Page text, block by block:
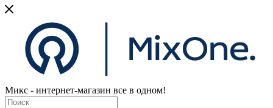
Микс - интернет-магазин все в одном!